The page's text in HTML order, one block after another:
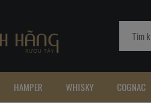
HAMPER WHISKY COGNAC